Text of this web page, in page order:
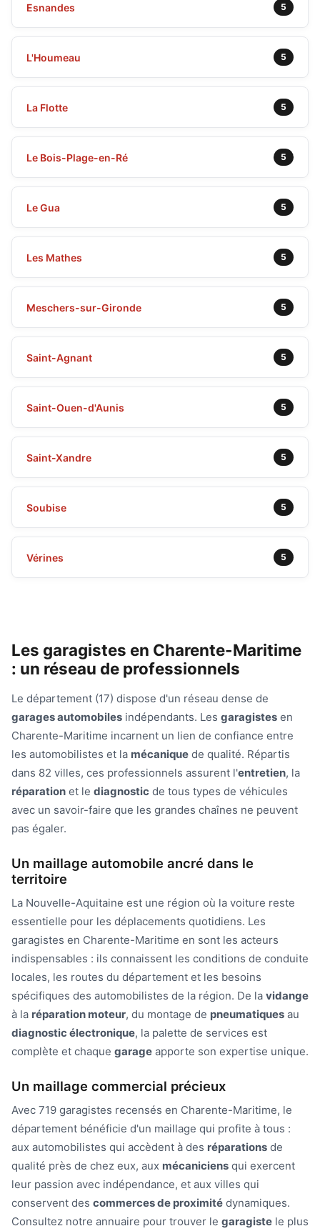
Esnandes 5
L'Houmeau 5
La Flotte 5
Le Bois-Plage-en-Ré 5
Le Gua 5
Les Mathes 5
Meschers-sur-Gironde 5
Saint-Agnant 5
Saint-Ouen-d'Aunis 5
Saint-Xandre 5
Soubise 5
Vérines 5
Les garagistes en Charente-Maritime
: un réseau de professionnels
Le département (17) dispose d'un réseau dense de
garages automobiles indépendants. Les garagistes en
Charente-Maritime incarnent un lien de confiance entre
les automobilistes et la mécanique de qualité. Répartis
dans 82 villes, ces professionnels assurent l'entretien, la
réparation et le diagnostic de tous types de véhicules
avec un savoir-faire que les grandes chaînes ne peuvent
pas égaler.
Un maillage automobile ancré dans le
territoire
La Nouvelle-Aquitaine est une région où la voiture reste
essentielle pour les déplacements quotidiens. Les
garagistes en Charente-Maritime en sont les acteurs
indispensables : ils connaissent les conditions de conduite
locales, les routes du département et les besoins
spécifiques des automobilistes de la région. De la vidange
à la réparation moteur, du montage de pneumatiques au
diagnostic électronique, la palette de services est
complète et chaque garage apporte son expertise unique.
Un maillage commercial précieux
Avec 719 garagistes recensés en Charente-Maritime, le
département bénéficie d'un maillage qui profite à tous :
aux automobilistes qui accèdent à des réparations de
qualité près de chez eux, aux mécaniciens qui exercent
leur passion avec indépendance, et aux villes qui
conservent des commerces de proximité dynamiques.
Consultez notre annuaire pour trouver le garagiste le plus